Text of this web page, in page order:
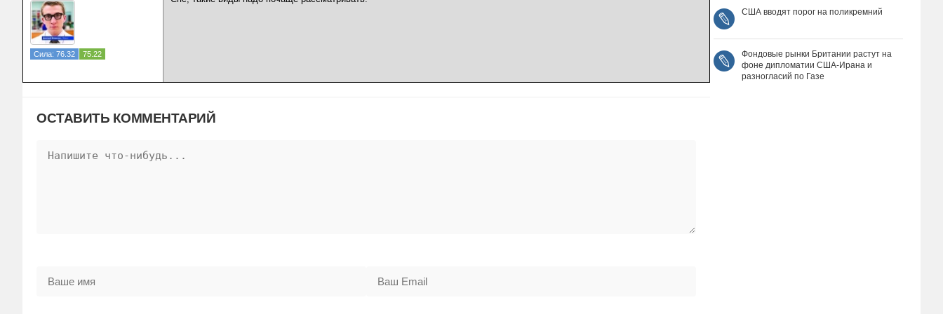
Сила: 76.32 75.22
ОСТАВИТЬ КОММЕНТАРИЙ
США вводят порог на поликремний
Фондовые рынки Британии растут на
фоне дипломатии США‑Ирана и
разногласий по Газе